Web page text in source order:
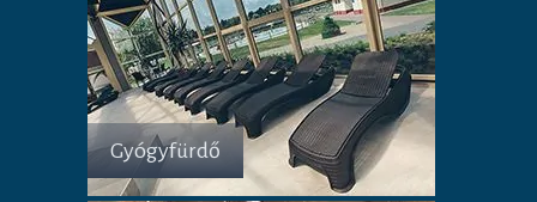
Gyógyfürdő